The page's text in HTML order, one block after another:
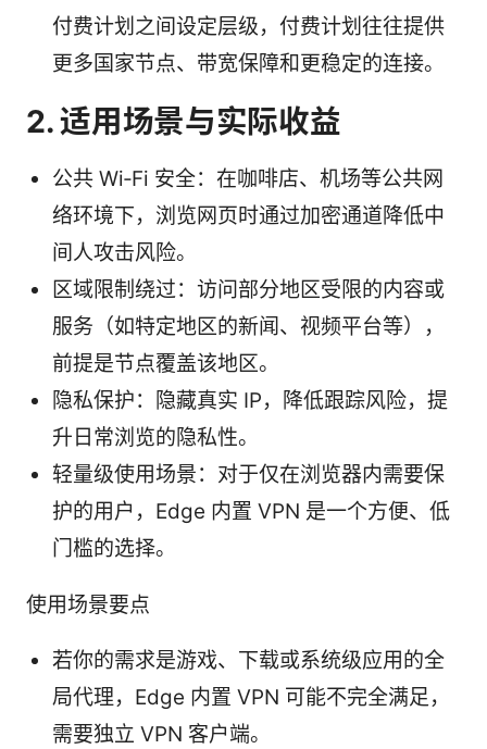
付费计划之间设定层级，付费计划往往提供
更多国家节点、带宽保障和更稳定的连接。
2. 适用场景与实际收益
公共 Wi‑Fi 安全：在咖啡店、机场等公共网
络环境下，浏览网页时通过加密通道降低中
间人攻击风险。
区域限制绕过：访问部分地区受限的内容或
服务（如特定地区的新闻、视频平台等），
前提是节点覆盖该地区。
隐私保护：隐藏真实 IP，降低跟踪风险，提
升日常浏览的隐私性。
轻量级使用场景：对于仅在浏览器内需要保
护的用户，Edge 内置 VPN 是一个方便、低
门槛的选择。
使用场景要点
若你的需求是游戏、下载或系统级应用的全
局代理，Edge 内置 VPN 可能不完全满足，
需要独立 VPN 客户端。